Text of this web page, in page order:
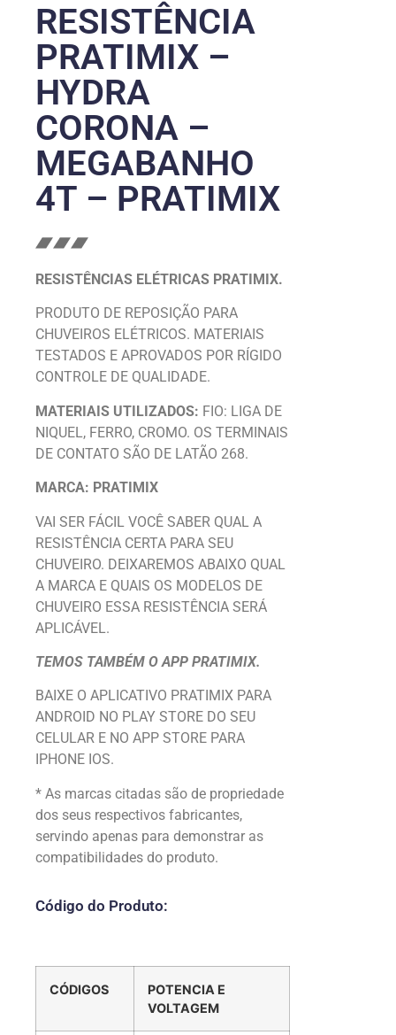
RESISTÊNCIA
PRATIMIX –
HYDRA
CORONA –
MEGABANHO
4T – PRATIMIX
RESISTÊNCIAS ELÉTRICAS PRATIMIX.
PRODUTO DE REPOSIÇÃO PARA
CHUVEIROS ELÉTRICOS. MATERIAIS
TESTADOS E APROVADOS POR RÍGIDO
CONTROLE DE QUALIDADE.
MATERIAIS UTILIZADOS: FIO: LIGA DE
NIQUEL, FERRO, CROMO. OS TERMINAIS
DE CONTATO SÃO DE LATÃO 268.
MARCA: PRATIMIX
VAI SER FÁCIL VOCÊ SABER QUAL A
RESISTÊNCIA CERTA PARA SEU
CHUVEIRO. DEIXAREMOS ABAIXO QUAL
A MARCA E QUAIS OS MODELOS DE
CHUVEIRO ESSA RESISTÊNCIA SERÁ
APLICÁVEL.
TEMOS TAMBÉM O APP PRATIMIX.
BAIXE O APLICATIVO PRATIMIX PARA
ANDROID NO PLAY STORE DO SEU
CELULAR E NO APP STORE PARA
IPHONE IOS.
* As marcas citadas são de propriedade
dos seus respectivos fabricantes,
servindo apenas para demonstrar as
compatibilidades do produto.
Código do Produto:
CÓDIGOS
POTENCIA E
VOLTAGEM